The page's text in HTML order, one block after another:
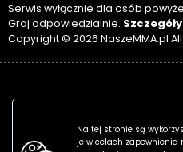
Serwis wyłącznie dla osób
Graj odpowiedzialnie. Szczegóły
Copyright © 2026 NaszeMMA.pl
Na tej stronie są
je w celach